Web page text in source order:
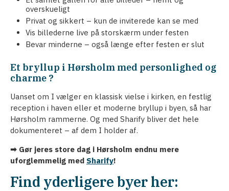
overskueligt
Privat og sikkert – kun de inviterede kan se med
Vis billederne live på storskærm under festen
Bevar minderne – også længe efter festen er slut
Et bryllup i Hørsholm med personlighed og
charme ?
Uanset om I vælger en klassisk vielse i kirken, en festlig
reception i haven eller et moderne bryllup i byen, så har
Hørsholm rammerne. Og med Sharify bliver det hele
dokumenteret – af dem I holder af.
➡ Gør jeres store dag i Hørsholm endnu mere
uforglemmelig med Sharify!
Find yderligere byer her: